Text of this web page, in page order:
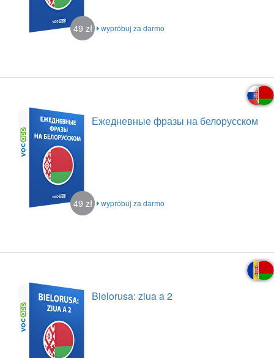
wypróbuj za darmo
49 zł
Ежедневные фразы на белорусском
wypróbuj za darmo
49 zł
Bielorusa: ziua a 2